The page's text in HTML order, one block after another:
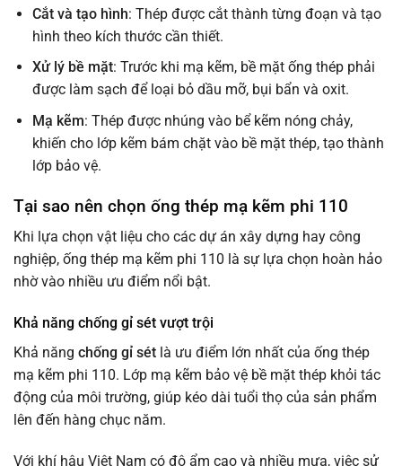
Cắt và tạo hình: Thép được cắt thành từng đoạn và tạo
hình theo kích thước cần thiết.
Xử lý bề mặt: Trước khi mạ kẽm, bề mặt ống thép phải
được làm sạch để loại bỏ dầu mỡ, bụi bẩn và oxit.
Mạ kẽm: Thép được nhúng vào bể kẽm nóng chảy,
khiến cho lớp kẽm bám chặt vào bề mặt thép, tạo thành
lớp bảo vệ.
Tại sao nên chọn ống thép mạ kẽm phi 110
Khi lựa chọn vật liệu cho các dự án xây dựng hay công
nghiệp, ống thép mạ kẽm phi 110 là sự lựa chọn hoàn hảo
nhờ vào nhiều ưu điểm nổi bật.
Khả năng chống gỉ sét vượt trội
Khả năng chống gỉ sét là ưu điểm lớn nhất của ống thép
mạ kẽm phi 110. Lớp mạ kẽm bảo vệ bề mặt thép khỏi tác
động của môi trường, giúp kéo dài tuổi thọ của sản phẩm
lên đến hàng chục năm.
Với khí hậu Việt Nam có độ ẩm cao và nhiều mưa, việc sử